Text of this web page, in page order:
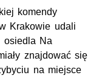
komendy
Krakowie udali
osiedla Na
znajdować się
na miejsce